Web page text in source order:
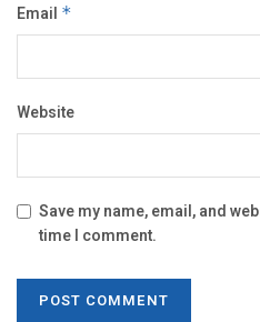
Email *
Website
Save my name, email, and
time I comment.